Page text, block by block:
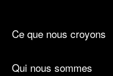
Ce que nous croyons
Qui nous sommes